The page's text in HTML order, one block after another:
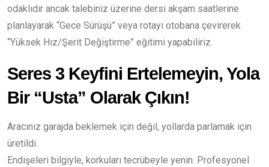
odaklıdır ancak talebiniz üzerine dersi akşam saatlerine
planlayarak “Gece Sürüşü” veya rotayı otobana çevirerek
“Yüksek Hız/Şerit Değiştirme” eğitimi yapabiliriz.
Seres 3 Keyfini Ertelemeyin, Yola
Bir “Usta” Olarak Çıkın!
Aracınız garajda beklemek için değil, yollarda parlamak için
üretildi.
Endişeleri bilgiyle, korkuları tecrübeyle yenin. Profesyonel